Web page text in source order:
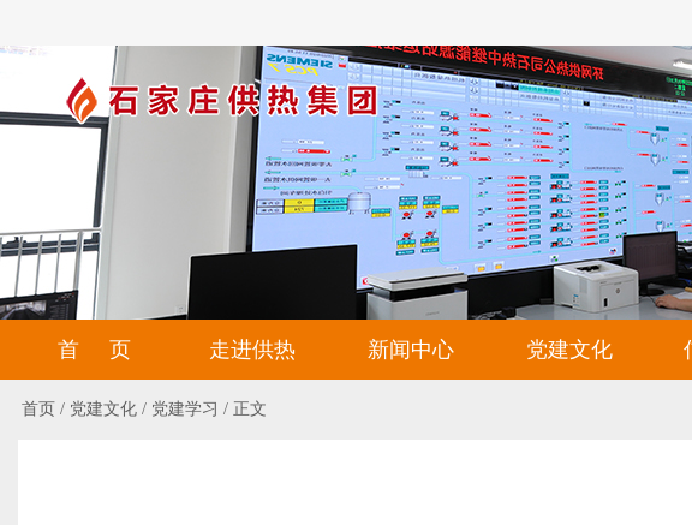
首 页 走进供热 新闻中心 党建文化
首页 / 党建文化 / 党建学习 / 正文